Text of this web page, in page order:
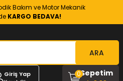
Bakım ve Motor Mekanik
KARGO BEDAVA!
ARA
Giriş Yap
Sepetim
0